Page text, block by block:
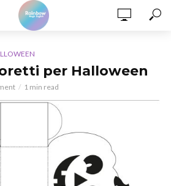
per Halloween
1 min read